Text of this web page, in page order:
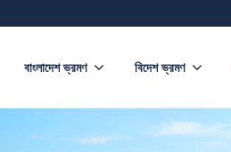
বাংলাদেশ ভ্রমণ বিদেশ ভ্রমণ